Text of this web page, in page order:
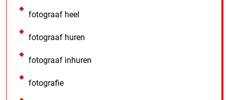
fotograaf heel
fotograaf huren
fotograaf inhuren
fotografie